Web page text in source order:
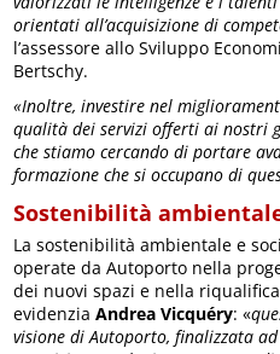
orientati all’acquisizione di
l’assessore allo Sviluppo
Bertschy.
«Inoltre, investire nel
qualità dei servizi offerti ai nostri
che stiamo cercando di portare
formazione che si occupano di
Sostenibilità
La sostenibilità ambientale e
operate da Autoporto nella
dei nuovi spazi e nella
evidenziaAndrea Vicquéry: «
visione di Autoporto, finalizzata